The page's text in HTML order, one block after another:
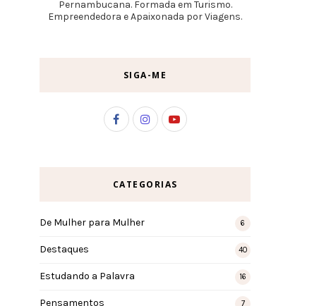
Pernambucana. Formada em Turismo.
Empreendedora e Apaixonada por Viagens.
SIGA-ME
CATEGORIAS
De Mulher para Mulher 6
Destaques 40
Estudando a Palavra 16
Pensamentos 7